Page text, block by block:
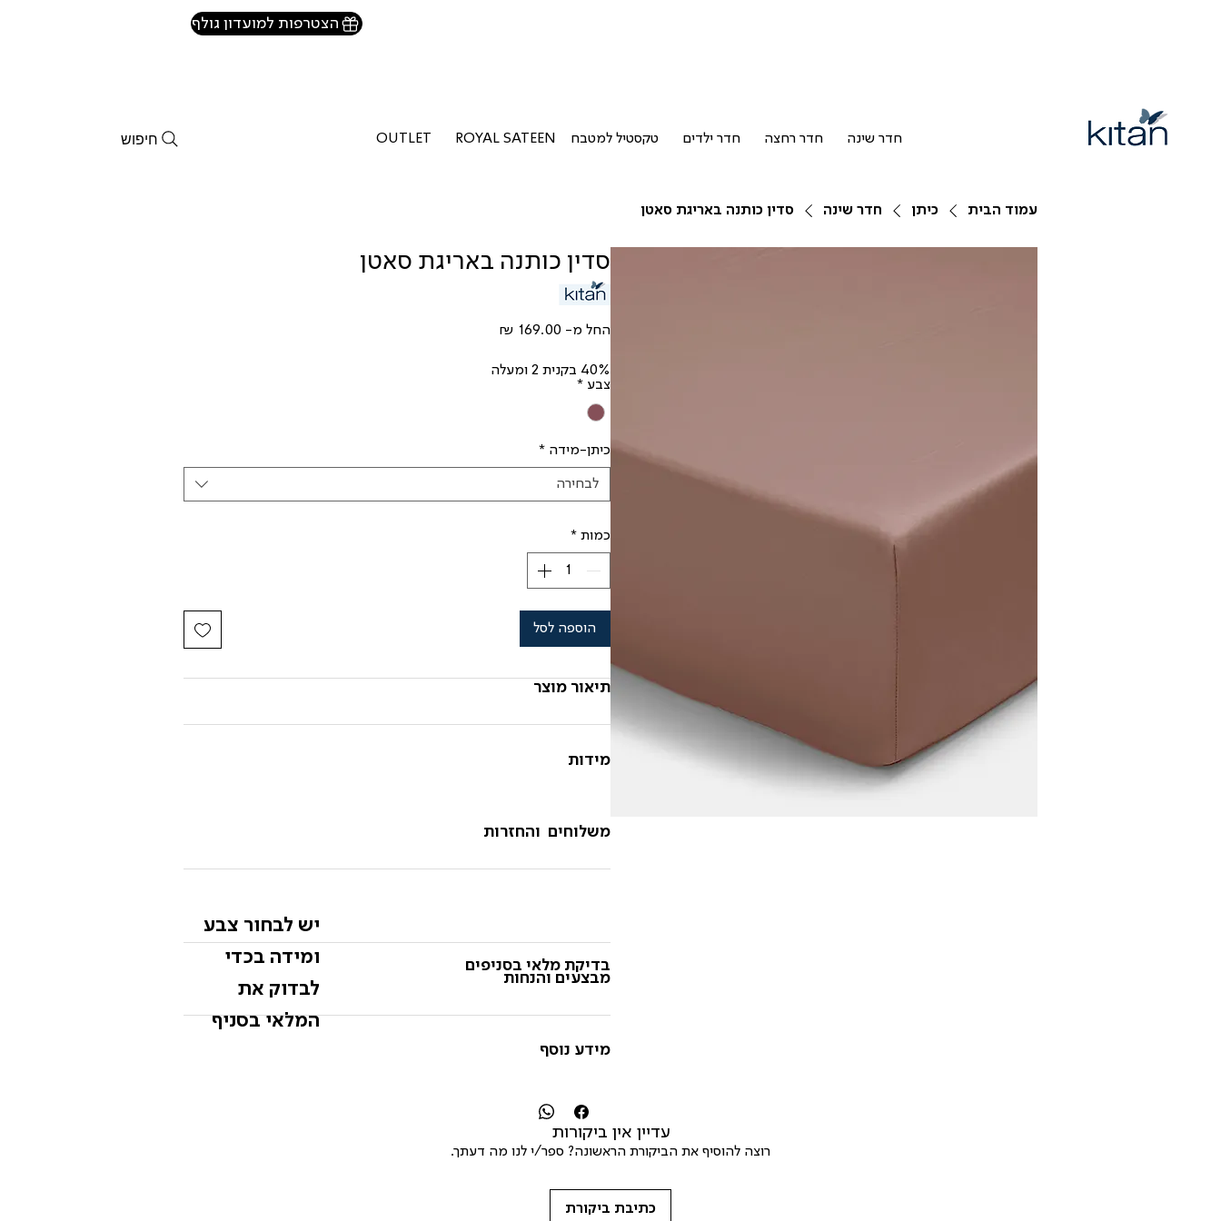
חדר שינה חדר רחצה חדר ילדים טקסטיל למטבח ROYAL SATEEN
OUTLET חיפוש
הצטרפות למועדון גולף
עמוד הבית כיתן חדר שינה סדין כותנה באריגת סאטן
סדין כותנה באריגת סאטן
החל מ-
40% בקנית 2 ומעלה
צבע *
כיתן-מידה *
לבחירה
כמות *
הוספה לסל
תיאור מוצר
מידות
משלוחים והחזרות
יש לבחור צבע
ומידה בכדי
לבדוק את
המלאי בסניף
בדיקת מלאי בסניפים
מבצעים והנחות
מידע נוסף
עדיין אין ביקורות
רוצה להוסיף את הביקורת הראשונה? ספר/י לנו מה דעתך.
כתיבת ביקורת